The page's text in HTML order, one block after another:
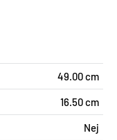
49.00 cm
16.50 cm
Nej